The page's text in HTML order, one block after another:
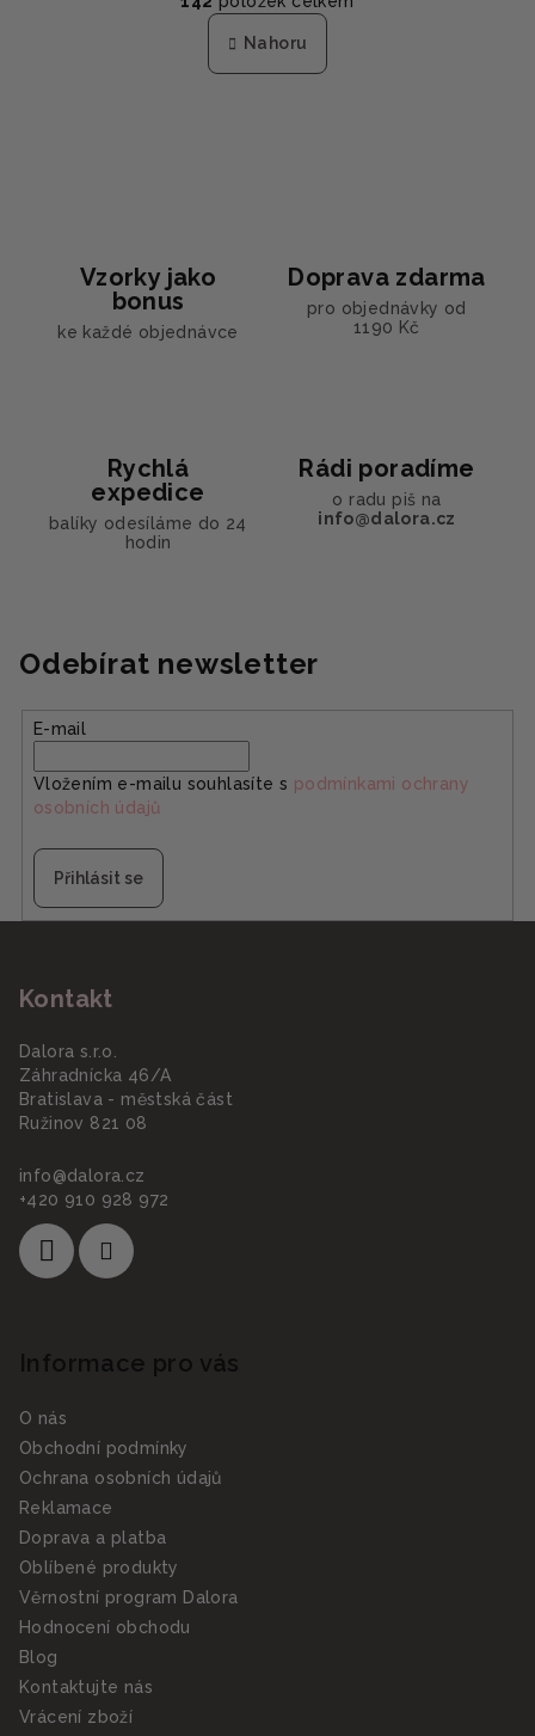
v
l
á
á
n
k
o
Nahoru
Vzorky jako
bonus
ke každé objednávce
Doprava zdarma
pro objednávky od
1190 Kč
Rychlá
expedice
balíky odesíláme do 24
hodin
Rádi poradíme
o radu piš na
info@dalora.cz
Odebírat newsletter
E-mail
Vložením e-mailu souhlasíte s podmínkami ochrany
osobních údajů
Přihlásit se
Kontakt
Dalora s.r.o.
Záhradnícka 46/A
Bratislava - městská část
Ružinov 821 08
info@dalora.cz
+420 910 928 972
Informace pro vás
O nás
Obchodní podmínky
Ochrana osobních údajů
Reklamace
Doprava a platba
Oblíbené produkty
Věrnostní program Dalora
Hodnocení obchodu
Blog
Kontaktujte nás
Vrácení zboží